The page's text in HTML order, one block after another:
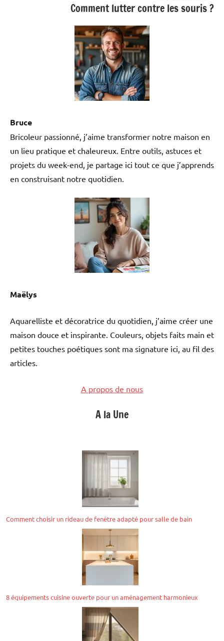
Comment lutter contre les souris ?
Bruce
Bricoleur passionné, j’aime transformer notre maison en
un lieu pratique et chaleureux. Entre outils, astuces et
projets du week-end, je partage ici tout ce que j’apprends
en construisant notre quotidien.
Maëlys
Aquarelliste et décoratrice du quotidien, j’aime créer une
maison douce et inspirante. Couleurs, objets faits main et
petites touches poétiques sont ma signature ici, au fil des
articles.
A propos de nous
A la Une
Comment choisir un rideau de fenêtre adapté pour salle de bain
8 équipements cuisine ouverte pour un aménagement harmonieux